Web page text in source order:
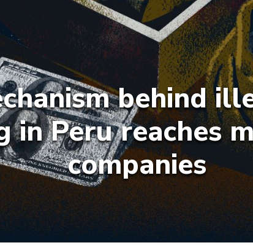
behind
in Peru reaches
companies